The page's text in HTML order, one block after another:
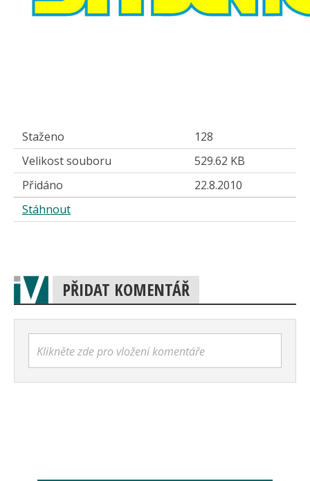
Staženo
128
Velikost souboru
529.62 KB
Přidáno
22.8.2010
Stáhnout
PŘIDAT KOMENTÁŘ
Klikněte zde pro vložení komentáře